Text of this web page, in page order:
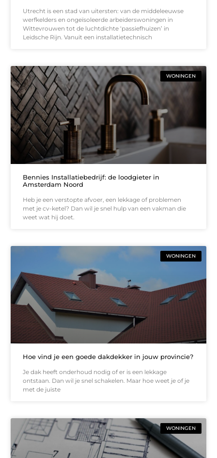
Utrecht is een stad van uitersten: van de middeleeuwse
werfkelders en ongeïsoleerde arbeiderswoningen in
Wittevrouwen tot de luchtdichte ‘passiefhuizen’ in
Leidsche Rijn. Vanuit een installatietechnisch
WONINGEN
Bennies Installatiebedrijf: de loodgieter in
Amsterdam Noord
Heb je een verstopte afvoer, een lekkage of problemen
met je cv-ketel? Dan wil je snel hulp van een vakman die
weet wat hij doet.
WONINGEN
Hoe vind je een goede dakdekker in jouw provincie?
Je dak heeft onderhoud nodig of er is een lekkage
ontstaan. Dan wil je snel schakelen. Maar hoe weet je of je
met de juiste
WONINGEN